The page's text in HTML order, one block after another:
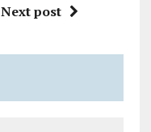
Next post